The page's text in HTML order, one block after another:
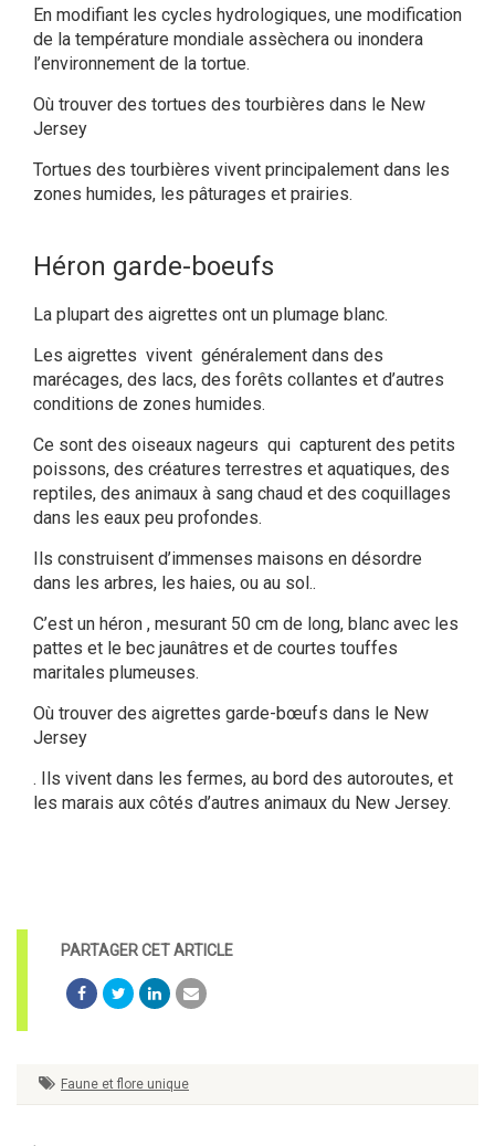
En modifiant les cycles hydrologiques, une modification
de la température mondiale assèchera ou inondera
l’environnement de la tortue.
Où trouver des tortues des tourbières dans le New
Jersey
Tortues des tourbières vivent principalement dans les
zones humides, les pâturages et prairies.
Héron garde-boeufs
La plupart des aigrettes ont un plumage blanc.
Les aigrettes vivent généralement dans des
marécages, des lacs, des forêts collantes et d’autres
conditions de zones humides.
Ce sont des oiseaux nageurs qui capturent des petits
poissons, des créatures terrestres et aquatiques, des
reptiles, des animaux à sang chaud et des coquillages
dans les eaux peu profondes.
Ils construisent d’immenses maisons en désordre
dans les arbres, les haies, ou au sol..
C’est un héron , mesurant 50 cm de long, blanc avec les
pattes et le bec jaunâtres et de courtes touffes
maritales plumeuses.
Où trouver des aigrettes garde-bœufs dans le New
Jersey
. Ils vivent dans les fermes, au bord des autoroutes, et
les marais aux côtés d’autres animaux du New Jersey.
Faune et flore unique